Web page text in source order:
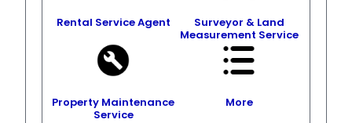
Rental Service Agent
Surveyor & Land
Measurement Service
Property Maintenance
Service
More